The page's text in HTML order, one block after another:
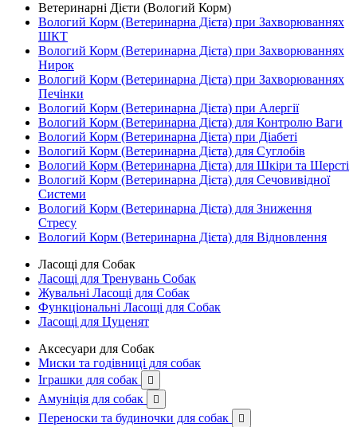
Ветеринарні Дієти (Вологий Корм)
Вологий Корм (Ветеринарна Дієта) при Захворюваннях
ШКТ
Вологий Корм (Ветеринарна Дієта) при Захворюваннях
Нирок
Вологий Корм (Ветеринарна Дієта) при Захворюваннях
Печінки
Вологий Корм (Ветеринарна Дієта) при Алергії
Вологий Корм (Ветеринарна Дієта) для Контролю Ваги
Вологий Корм (Ветеринарна Дієта) при Діабеті
Вологий Корм (Ветеринарна Дієта) для Суглобів
Вологий Корм (Ветеринарна Дієта) для Шкіри та Шерсті
Вологий Корм (Ветеринарна Дієта) для Сечовивідної
Системи
Вологий Корм (Ветеринарна Дієта) для Зниження
Стресу
Вологий Корм (Ветеринарна Дієта) для Відновлення
Ласощі для Собак
Ласощі для Тренувань Собак
Жувальні Ласощі для Собак
Функціональні Ласощі для Собак
Ласощі для Цуценят
Аксесуари для Собак
Миски та годівниці для собак
Іграшки для собак

Амуніція для собак 
Переноски та будиночки для собак 